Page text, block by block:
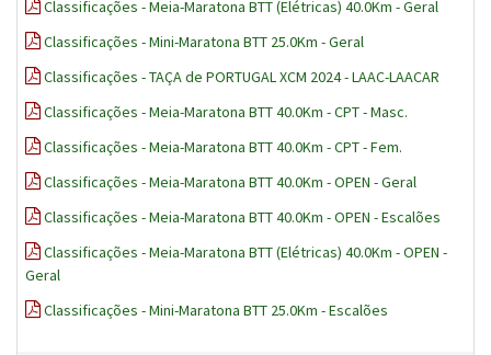
Classificações - Meia-Maratona BTT (Elétricas) 40.0Km - Geral
Classificações - Mini-Maratona BTT 25.0Km - Geral
Classificações - TAÇA de PORTUGAL XCM 2024 - LAAC-LAACAR
Classificações - Meia-Maratona BTT 40.0Km - CPT - Masc.
Classificações - Meia-Maratona BTT 40.0Km - CPT - Fem.
Classificações - Meia-Maratona BTT 40.0Km - OPEN - Geral
Classificações - Meia-Maratona BTT 40.0Km - OPEN - Escalões
Classificações - Meia-Maratona BTT (Elétricas) 40.0Km - OPEN -
Geral
Classificações - Mini-Maratona BTT 25.0Km - Escalões